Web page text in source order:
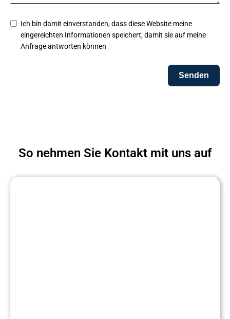
Ich bin damit einverstanden, dass diese Website meine
eingereichten Informationen speichert, damit sie auf meine
Anfrage antworten können
Senden
So nehmen Sie Kontakt mit uns auf